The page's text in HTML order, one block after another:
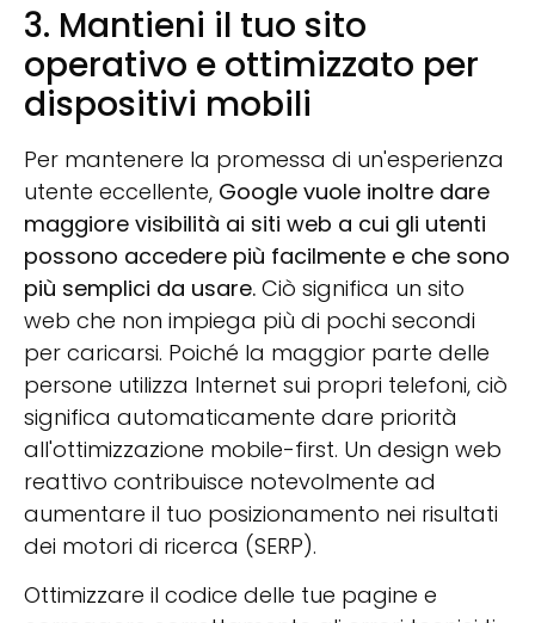
3. Mantieni il tuo sito
operativo e ottimizzato per
dispositivi mobili
Per mantenere la promessa di un'esperienza
utente eccellente, Google vuole inoltre dare
maggiore visibilità ai siti web a cui gli utenti
possono accedere più facilmente e che sono
più semplici da usare. Ciò significa un sito
web che non impiega più di pochi secondi
per caricarsi. Poiché la maggior parte delle
persone utilizza Internet sui propri telefoni, ciò
significa automaticamente dare priorità
all'ottimizzazione mobile-first. Un design web
reattivo contribuisce notevolmente ad
aumentare il tuo posizionamento nei risultati
dei motori di ricerca (SERP).
Ottimizzare il codice delle tue pagine e